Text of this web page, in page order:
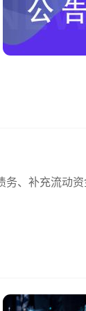
务、补充流动